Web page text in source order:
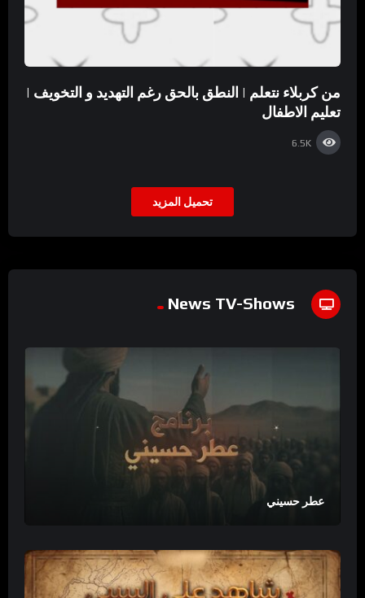
من كربلاء نتعلم | النطق بالحق رغم التهديد و التخويف |
تعليم الاطفال
6.5K
تحميل المزيد
News TV-Shows
عطر حسيني